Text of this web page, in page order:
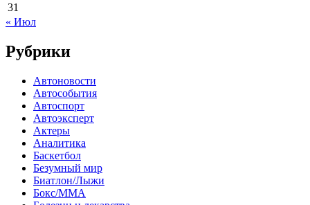
31
« Июл
Рубрики
Автоновости
Автособытия
Автоспорт
Автоэксперт
Актеры
Аналитика
Баскетбол
Безумный мир
Биатлон/Лыжи
Бокс/MMA